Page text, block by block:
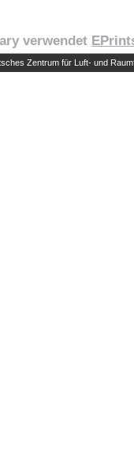
verwendet
Zentrum für Luft- und